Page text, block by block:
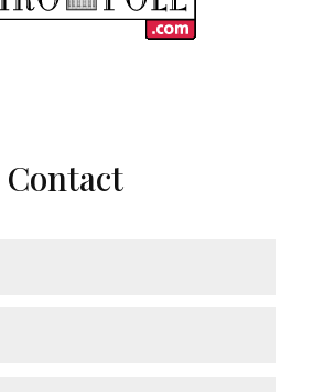
Contact